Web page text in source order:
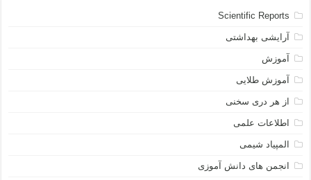
Scientific Reports
آرایشی بهداشتی
آموزش
آموزش طلایی
از هر دری سخنی
اطلاعات علمی
المپیاد شیمی
انجمن های دانش آموزی